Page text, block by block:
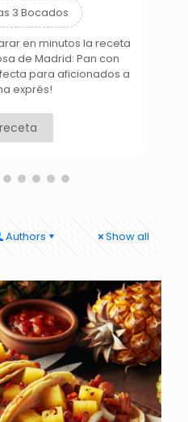
3 Bocados
en minutos la receta
de Madrid: Pan con
para aficionados a
exprés!
Authors Show all